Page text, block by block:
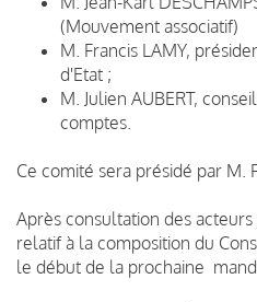
(Mouvement associatif)
M. Francis LAMY,
d'Etat ;
M. Julien AUBERT,
comptes.
Ce comité sera présidé par M.
Après consultation des
relatif à la composition du
le début de la prochaine